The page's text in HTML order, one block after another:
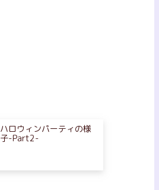
ハロウィンパーティの様
子-Part2-